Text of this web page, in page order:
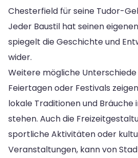
Chesterfield für seine Tudor-
Jeder Baustil hat seinen
spiegelt die Geschichte und
wider.
Weitere mögliche
Feiertagen oder Festivals
lokale Traditionen und
stehen. Auch die
sportliche Aktivitäten oder
Veranstaltungen, kann von